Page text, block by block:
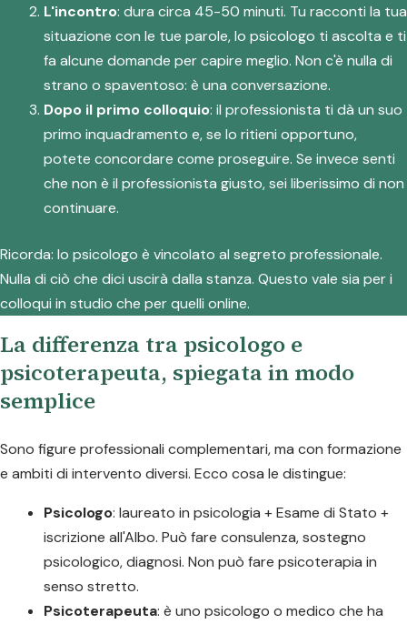
L'incontro: dura circa 45-50 minuti. Tu racconti la tua
situazione con le tue parole, lo psicologo ti ascolta e ti
fa alcune domande per capire meglio. Non c'è nulla di
strano o spaventoso: è una conversazione.
Dopo il primo colloquio: il professionista ti dà un suo
primo inquadramento e, se lo ritieni opportuno,
potete concordare come proseguire. Se invece senti
che non è il professionista giusto, sei liberissimo di non
continuare.
Ricorda: lo psicologo è vincolato al segreto professionale.
Nulla di ciò che dici uscirà dalla stanza. Questo vale sia per i
colloqui in studio che per quelli online.
La differenza tra psicologo e
psicoterapeuta, spiegata in modo
semplice
Sono figure professionali complementari, ma con formazione
e ambiti di intervento diversi. Ecco cosa le distingue:
Psicologo: laureato in psicologia + Esame di Stato +
iscrizione all'Albo. Può fare consulenza, sostegno
psicologico, diagnosi. Non può fare psicoterapia in
senso stretto.
Psicoterapeuta: è uno psicologo o medico che ha